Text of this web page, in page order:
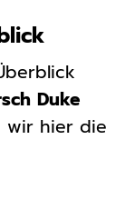
Duke
wir hier die